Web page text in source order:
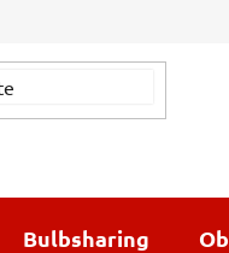
Bulbsharing